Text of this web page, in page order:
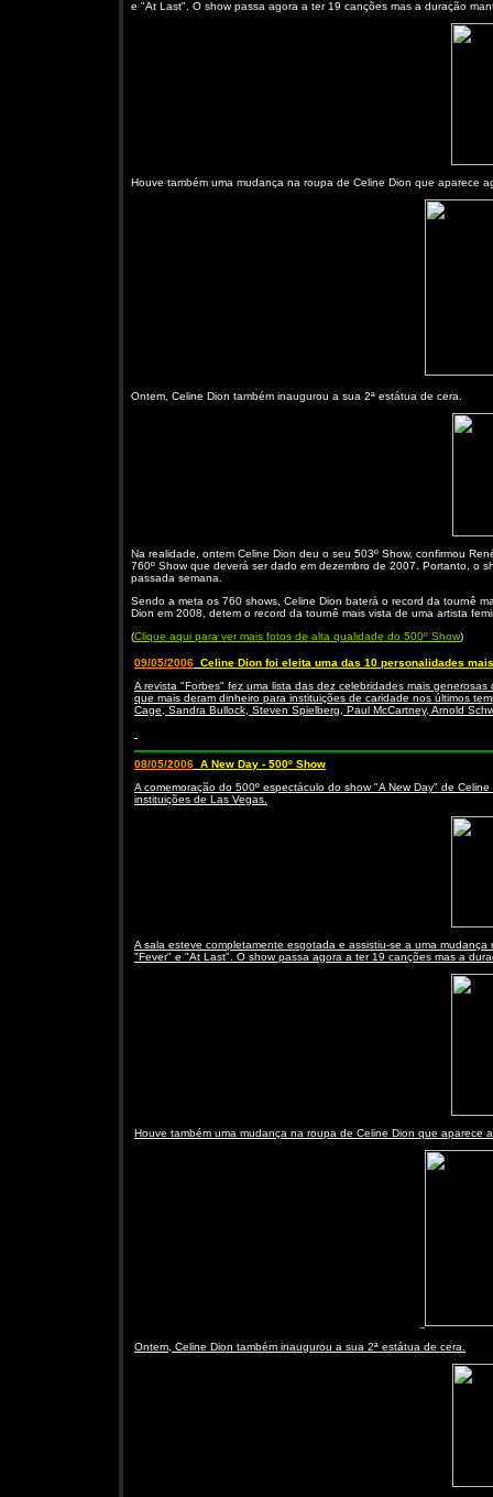
e "At Last". O show passa agora a ter 19 canções mas a duração
Houve também uma mudança na roupa de Celine Dion que aparece
Ontem, Celine Dion também inaugurou a sua 2ª estátua de cera.
Na realidade, ontem Celine Dion deu o seu 503º Show, confirmou
760º Show que deverá ser dado em dezembro de 2007. Portanto, o
passada semana.
Sendo a meta os 760 shows, Celine Dion baterá o record da tournê
Dion em 2008, detem o record da tournê mais vista de uma artista
(Clique aqui para ver mais fotos de alta qualidade do 500º Show)
09/05/2006 Celine Dion foi eleita uma das 10 personalidades
A revista "Forbes" fez uma lista das dez celebridades mais
que mais deram dinheiro para instituições de caridade nos últimos
Cage, Sandra Bullock, Steven Spielberg, Paul McCartney, Arnold
08/05/2006 A New Day - 500º Show
A comemoração do 500º espectáculo do show "A New Day" de
instituições de Las Vegas.
A sala esteve completamente esgotada e assistiu-se a uma
"Fever" e "At Last". O show passa agora a ter 19 canções mas a
Houve também uma mudança na roupa de Celine Dion que aparece
Ontem, Celine Dion também inaugurou a sua 2ª estátua de cera.